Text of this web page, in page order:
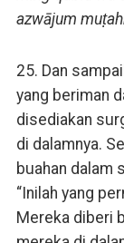
azwājum
25. Dan
yang beriman
disediakan
di dalamnya.
buahan dalam
“Inilah yang
Mereka diberi